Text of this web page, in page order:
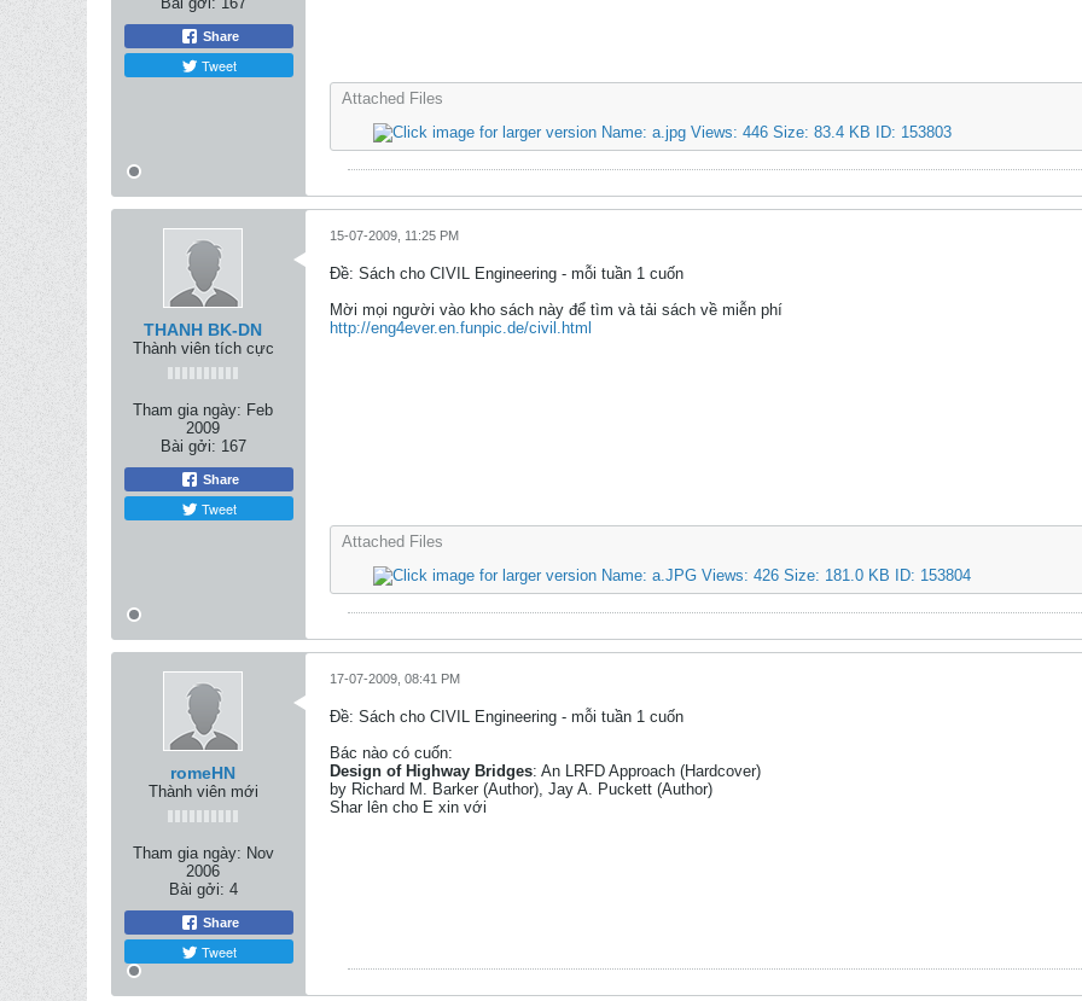
Share
Tweet
Attached Files
THANH BK-DN
Thành viên tích cực
Tham gia ngày: Feb
2009
Bài gởi: 167
Share
Tweet
15-07-2009, 11:25 PM
Ðề: Sách cho CIVIL Engineering - mỗi tuần 1 cuốn
Mời mọi người vào kho sách này để tìm và tải sách về miễn phí
http://eng4ever.en.funpic.de/civil.html
Attached Files
romeHN
Thành viên mới
Tham gia ngày: Nov
2006
Bài gởi: 4
Share
Tweet
17-07-2009, 08:41 PM
Ðề: Sách cho CIVIL Engineering - mỗi tuần 1 cuốn
Bác nào có cuốn:
Design of Highway Bridges: An LRFD Approach (Hardcover)
by Richard M. Barker (Author), Jay A. Puckett (Author)
Shar lên cho E xin với